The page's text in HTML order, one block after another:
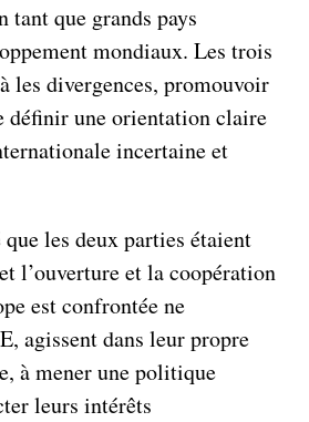
tant que grands pays
mondiaux. Les trois
les divergences, promouvoir
définir une orientation claire
incertaine et
les deux parties étaient
l’ouverture et la coopération
est confrontée ne
agissent dans leur propre
à mener une politique
leurs intérêts